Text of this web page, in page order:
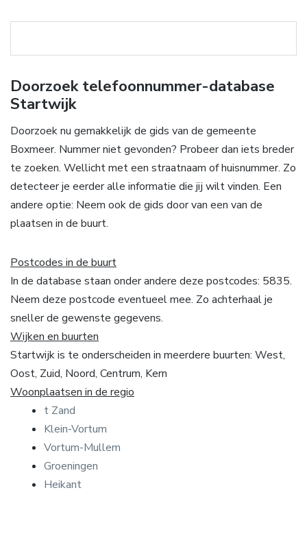
Doorzoek telefoonnummer-database
Startwijk
Doorzoek nu gemakkelijk de gids van de gemeente
Boxmeer. Nummer niet gevonden? Probeer dan iets breder
te zoeken. Wellicht met een straatnaam of huisnummer. Zo
detecteer je eerder alle informatie die jij wilt vinden. Een
andere optie: Neem ook de gids door van een van de
plaatsen in de buurt.
Postcodes in de buurt
In de database staan onder andere deze postcodes: 5835.
Neem deze postcode eventueel mee. Zo achterhaal je
sneller de gewenste gegevens.
Wijken en buurten
Startwijk is te onderscheiden in meerdere buurten: West,
Oost, Zuid, Noord, Centrum, Kern
Woonplaatsen in de regio
t Zand
Klein-Vortum
Vortum-Mullem
Groeningen
Heikant